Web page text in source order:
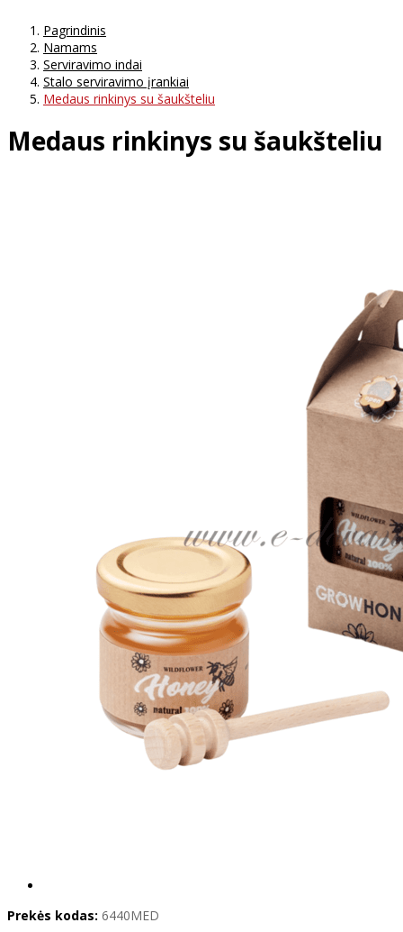
Pagrindinis
Namams
Serviravimo indai
Stalo serviravimo įrankiai
Medaus rinkinys su šaukšteliu
Medaus rinkinys su šaukšteliu
Prekės kodas: 6440MED